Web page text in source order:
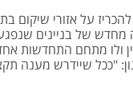
מחדש של בניינים
ולו מתחם התחדשות
"ככל שיידרש מענה